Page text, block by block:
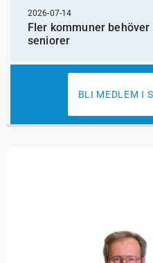
2026-07-14
Fler kommuner
seniorer
BLI MEDLEM I